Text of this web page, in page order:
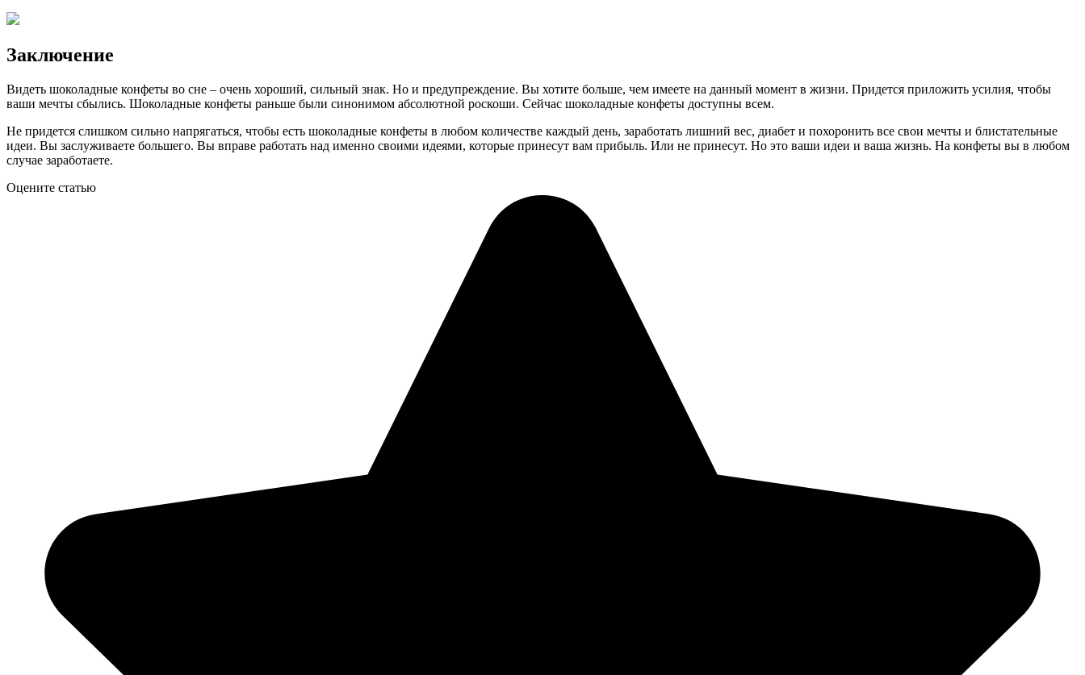
Заключение
Видеть шоколадные конфеты во сне – очень хороший, сильный знак. Но и предупреждение. Вы хотите больше, чем имеете на данный момент в жизни. Придется приложить усилия, чтобы
ваши мечты сбылись. Шоколадные конфеты раньше были синонимом абсолютной роскоши. Сейчас шоколадные конфеты доступны всем.
Не придется слишком сильно напрягаться, чтобы есть шоколадные конфеты в любом количестве каждый день, заработать лишний вес, диабет и похоронить все свои мечты и блистательные
идеи. Вы заслуживаете большего. Вы вправе работать над именно своими идеями, которые принесут вам прибыль. Или не принесут. Но это ваши идеи и ваша жизнь. На конфеты вы в любом
случае заработаете.
Оцените статью